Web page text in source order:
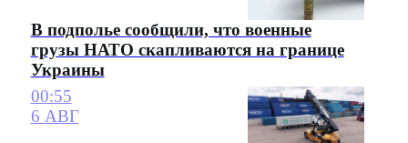
В подполье сообщили, что военные
грузы НАТО скапливаются на границе
Украины
00:55
6 АВГ